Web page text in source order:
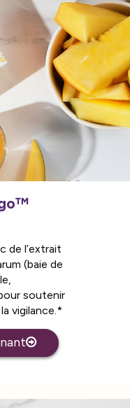
de l’extrait
(baie de
soutenir
vigilance.*